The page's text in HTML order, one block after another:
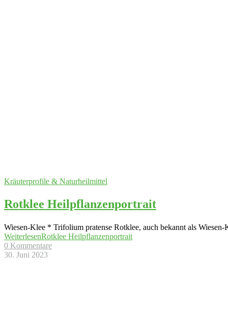
Kräuterprofile & Naturheilmittel
Rotklee Heilpflanzenportrait
Wiesen-Klee * Trifolium pratense Rotklee, auch bekannt als
WeiterlesenRotklee Heilpflanzenportrait
0 Kommentare
30. Juni 2023